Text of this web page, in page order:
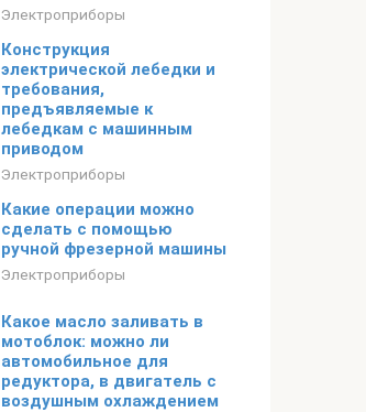
Электроприборы
Конструкция
электрической лебедки и
требования,
предъявляемые к
лебедкам с машинным
приводом
Электроприборы
Какие операции можно
сделать с помощью
ручной фрезерной машины
Электроприборы
Какое масло заливать в
мотоблок: можно ли
автомобильное для
редуктора, в двигатель с
воздушным охлаждением